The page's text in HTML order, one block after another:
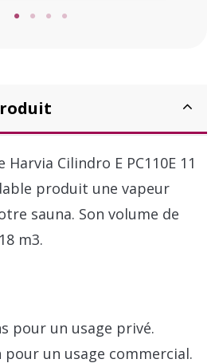
Cilindro E PC110E 11
produit une vapeur
sauna. Son volume de
m3.
pour un usage privé.
pour un usage commercial.